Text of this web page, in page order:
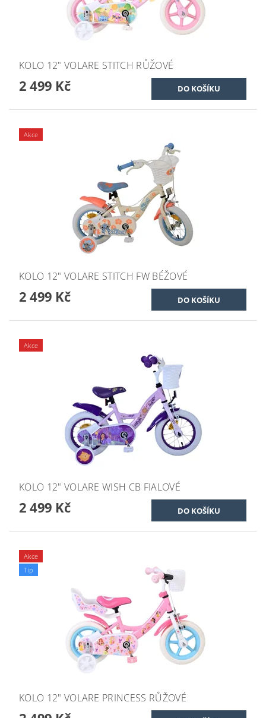
KOLO 12" VOLARE STITCH RŮŽOVÉ
2 499 Kč
Akce
KOLO 12" VOLARE STITCH FW BÉŽOVÉ
2 499 Kč
Akce
KOLO 12" VOLARE WISH CB FIALOVÉ
2 499 Kč
Akce
Tip
KOLO 12" VOLARE PRINCESS RŮŽOVÉ